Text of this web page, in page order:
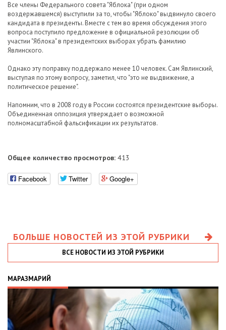
Все члены Федерального совета "Яблока" (при одном
воздержавшемся) выступили за то, чтобы "Яблоко" выдвинуло своего
кандидата в президенты. Вместе с тем во время обсуждения этого
вопроса поступило предложение в официальной резолюции об
участии "Яблока" в президентских выборах убрать фамилию
Явлинского.
Однако эту поправку поддержало менее 10 человек. Сам Явлинский,
выступая по этому вопросу, заметил, что "это не выдвижение, а
политическое решение".
Напомним, что в 2008 году в России состоятся президентские выборы.
Объединенная оппозиция утверждает о возможной
полномасштабной фальсификации их результатов.
Общее количество просмотров: 413
Facebook Twitter Google+
БОЛЬШЕ НОВОСТЕЙ ИЗ ЭТОЙ РУБРИКИ
ВСЕ НОВОСТИ ИЗ ЭТОЙ РУБРИКИ
МАРАЗМАРИЙ